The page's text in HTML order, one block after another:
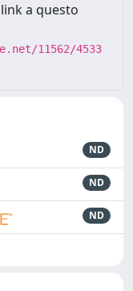
a questo
11562/4533
ND
ND
ND